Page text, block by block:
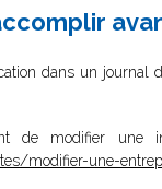
dans un journal
de modifier
modifier-une-